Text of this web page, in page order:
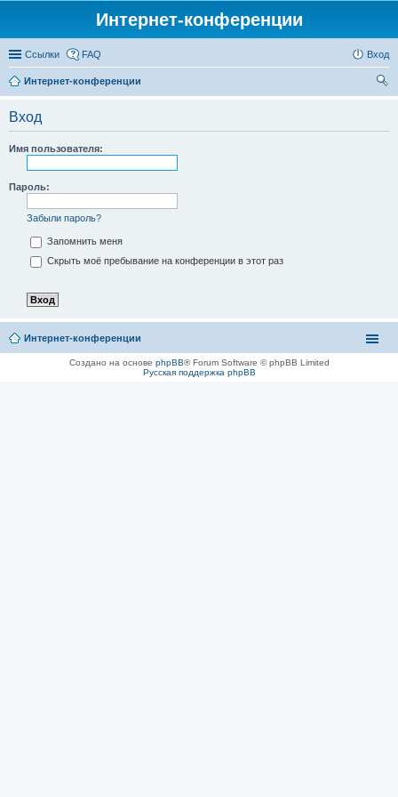
Интернет-конференции
Ссылки FAQ Вход
Интернет-конференции
Вход
Имя пользователя:
Пароль:
Забыли пароль?
Запомнить меня
Скрыть моё пребывание на конференции в этот раз
Интернет-конференции
Создано на основе phpBB® Forum Software © phpBB Limited
Русская поддержка phpBB